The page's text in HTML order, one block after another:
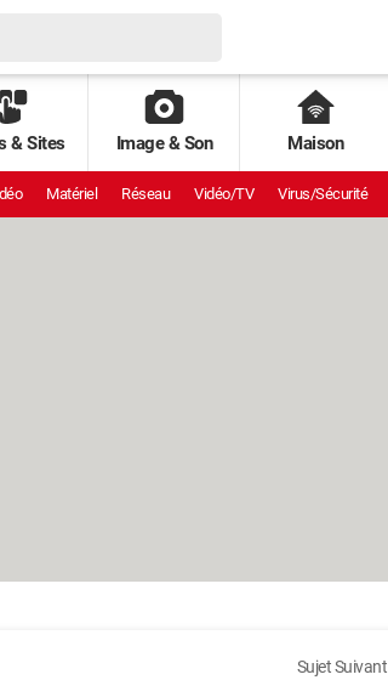
& Sites Image & Son Maison
Matériel Réseau Vidéo/TV Virus/Sécurité
Sujet Suivant